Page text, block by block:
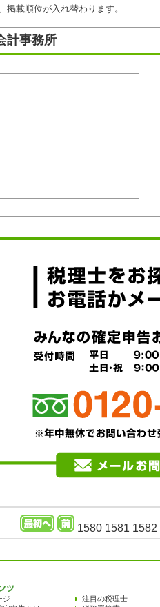
掲載順位が入れ替わります。
計事務所
1580 1581 1582
ジ
注目の税理士